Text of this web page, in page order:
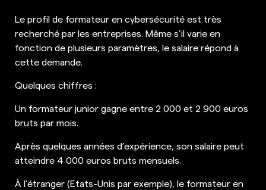
Le profil de formateur en cybersécurité est très
recherché par les entreprises. Même s’il varie en
fonction de plusieurs paramètres, le salaire répond à
cette demande.
Quelques chiffres :
Un formateur junior gagne entre 2 000 et 2 900 euros
bruts par mois.
Après quelques années d’expérience, son salaire peut
atteindre 4 000 euros bruts mensuels.
À l’étranger (Etats-Unis par exemple), le formateur en